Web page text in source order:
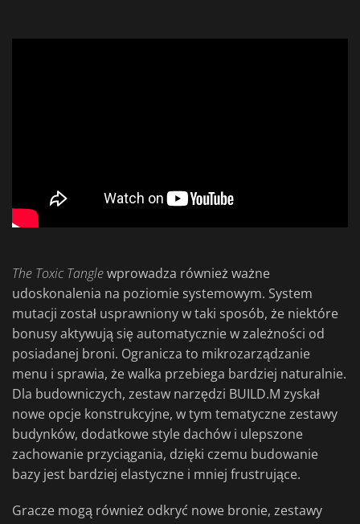
The Toxic Tanglewprowadza również ważne
udoskonalenia na poziomie systemowym. System
mutacji został usprawniony w taki sposób, że niektóre
bonusy aktywują się automatycznie w zależności od
posiadanej broni. Ogranicza to mikrozarządzanie
menu i sprawia, że walka przebiega bardziej naturalnie.
Dla budowniczych, zestaw narzędzi BUILD.M zyskał
nowe opcje konstrukcyjne, w tym tematyczne zestawy
budynków, dodatkowe style dachów i ulepszone
zachowanie przyciągania, dzięki czemu budowanie
bazy jest bardziej elastyczne i mniej frustrujące.
Gracze mogą również odkryć nowe bronie, zestawy